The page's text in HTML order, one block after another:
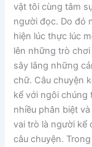
vật tôi cùng tâm
người đọc. Do đó
hiện lúc thực lúc
lên những trò
sây lắng những
chữ. Câu chuyện
kể với ngôi chúng
nhiều phân biệt
vai trò là người kể
câu chuyện.